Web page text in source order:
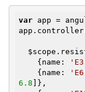
var app =
$scope
    {name:
    {name:
6.8 ]},